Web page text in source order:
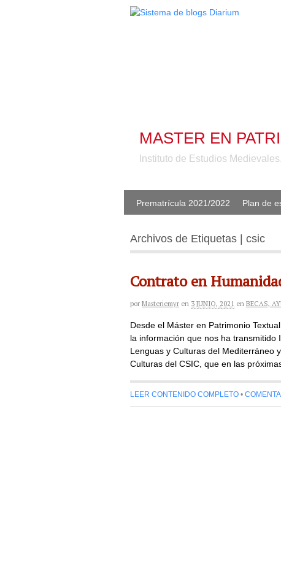
MASTER EN
Instituto de Estudios
Prematrícula 2021/2022 Plan de
Archivos de Etiquetas | csic
Contrato en
por Masteriemyr en 3 JUNIO, 2021 en BECAS,
Desde el Máster en Patrimonio
la información que nos ha
Lenguas y Culturas del Mediterráneo
Culturas del CSIC, que en las
LEER CONTENIDO COMPLETO •